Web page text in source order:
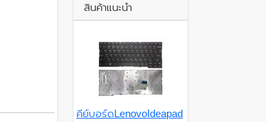
สินค้าแนะนำ
คีย์บอร์ดLenovoIdeapad